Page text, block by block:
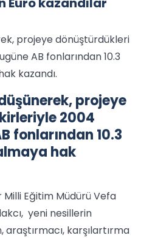
projeye dönüştürdükleri
AB fonlarından 10.3
kazandı.
projeye
2004
fonlarından 10.3
hak
Milli Eğitim Müdürü Vefa
yeni nesillerin
karşılartırma